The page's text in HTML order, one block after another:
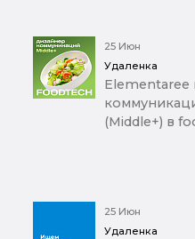
25 Июн
Удаленка
Elementaree
(Middle+) в
25 Июн
Удаленка